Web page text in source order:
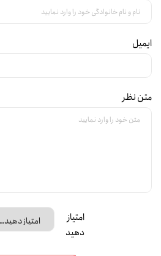
ایمیل
متن نظر
امتیاز
دهید